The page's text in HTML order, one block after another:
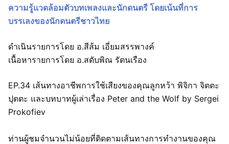
ความรู้แวดล้อมตัวบทเพลงและนักดนตรี โดยเน้นที่การ
บรรเลงของนักดนตรีชาวไทย
ดำเนินรายการโดย อ.สีส้ม เอี่ยมสรรพางค์
เนื้อหารายการโดย อ.สดับพิณ รัตนเรือง
EP.34 เส้นทางอาชีพการใช้เสียงของคุณลูกหว้า พิจิกา จิตตะ
ปุตตะ และบทบาทผู้เล่าเรื่อง Peter and the Wolf by Sergei
Prokofiev
ท่านผู้ชมจำนวนไม่น้อยที่ติดตามเส้นทางการทำงานของคุณ